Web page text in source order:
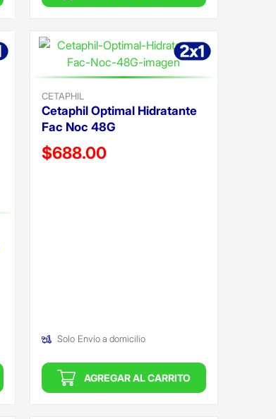
CETAPHIL
Cetaphil Optimal Hidratante
Fac Noc 48G
Precio reducido de
$688.00
Solo Envío a domicilio
AGREGAR AL CARRITO